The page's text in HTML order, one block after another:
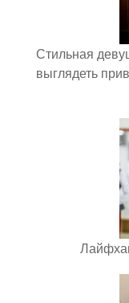
Стильная
выглядеть